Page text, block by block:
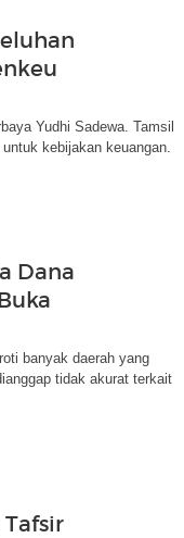
Yudhi Sadewa. Tamsil
kebijakan keuangan.
Dana
banyak daerah yang
tidak akurat terkait